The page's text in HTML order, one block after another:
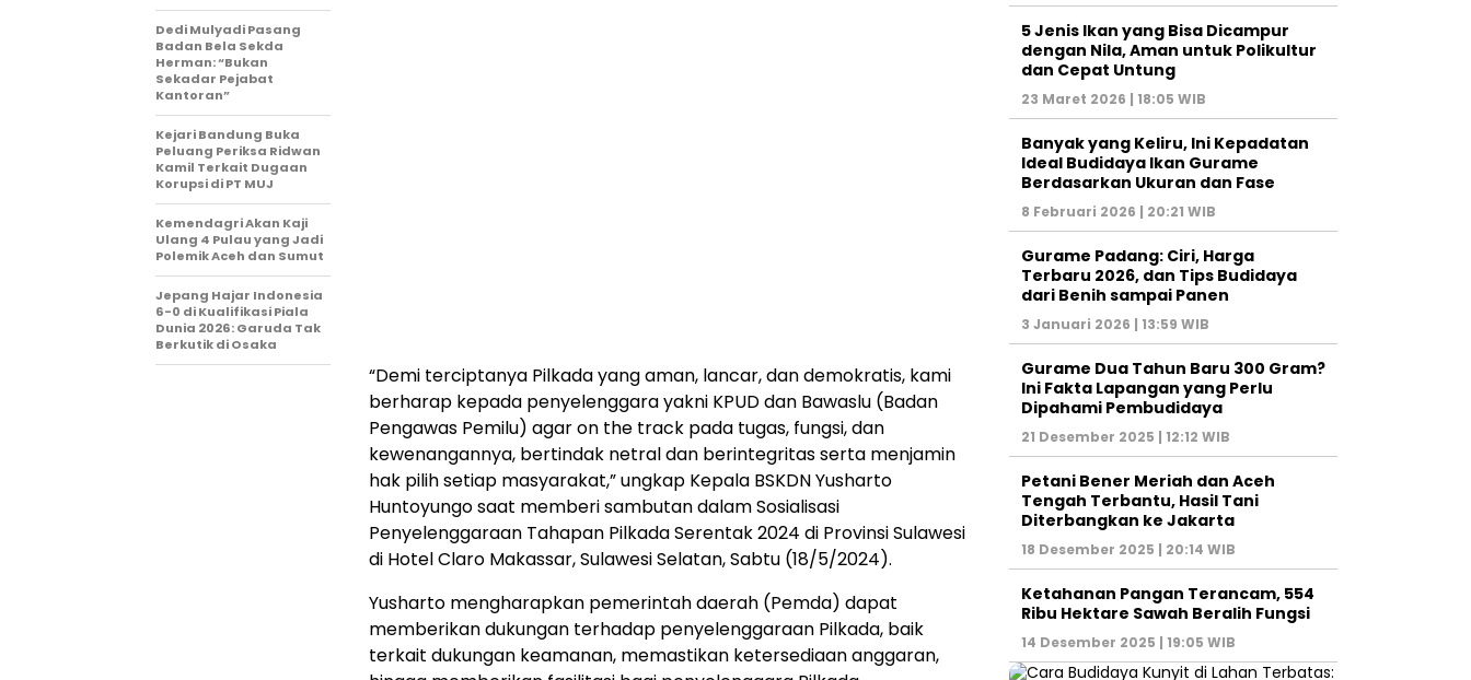
“Demi terciptanya Pilkada yang aman, lancar, dan demokratis, kami
berharap kepada penyelenggara yakni KPUD dan Bawaslu (Badan
Pengawas Pemilu) agar on the track pada tugas, fungsi, dan
kewenangannya, bertindak netral dan berintegritas serta menjamin
hak pilih setiap masyarakat,” ungkap Kepala BSKDN Yusharto
Huntoyungo saat memberi sambutan dalam Sosialisasi
Penyelenggaraan Tahapan Pilkada Serentak 2024 di Provinsi Sulawesi
di Hotel Claro Makassar, Sulawesi Selatan, Sabtu (18/5/2024).
Yusharto mengharapkan pemerintah daerah (Pemda) dapat
memberikan dukungan terhadap penyelenggaraan Pilkada, baik
terkait dukungan keamanan, memastikan ketersediaan anggaran,
Dedi Mulyadi Pasang
Badan Bela Sekda
Herman: “Bukan
Sekadar Pejabat
Kantoran”
Kejari Bandung Buka
Peluang Periksa Ridwan
Kamil Terkait Dugaan
Korupsi di PT MUJ
Kemendagri Akan Kaji
Ulang 4 Pulau yang Jadi
Polemik Aceh dan Sumut
Jepang Hajar Indonesia
6-0 di Kualifikasi Piala
Dunia 2026: Garuda Tak
Berkutik di Osaka
5 Jenis Ikan yang Bisa Dicampur
dengan Nila, Aman untuk Polikultur
dan Cepat Untung
23 Maret 2026 | 18:05 WIB
Banyak yang Keliru, Ini Kepadatan
Ideal Budidaya Ikan Gurame
Berdasarkan Ukuran dan Fase
8 Februari 2026 | 20:21 WIB
Gurame Padang: Ciri, Harga
Terbaru 2026, dan Tips Budidaya
dari Benih sampai Panen
3 Januari 2026 | 13:59 WIB
Gurame Dua Tahun Baru 300 Gram?
Ini Fakta Lapangan yang Perlu
Dipahami Pembudidaya
21 Desember 2025 | 12:12 WIB
Petani Bener Meriah dan Aceh
Tengah Terbantu, Hasil Tani
Diterbangkan ke Jakarta
18 Desember 2025 | 20:14 WIB
Ketahanan Pangan Terancam, 554
Ribu Hektare Sawah Beralih Fungsi
14 Desember 2025 | 19:05 WIB